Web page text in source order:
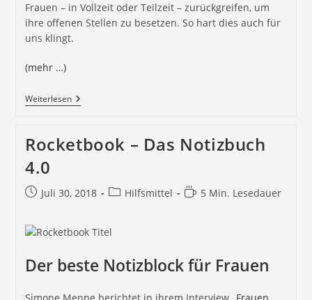
Frauen – in Vollzeit oder Teilzeit – zurückgreifen, um
ihre offenen Stellen zu besetzen. So hart dies auch für
uns klingt.
(mehr …)
Weiterlesen
Rocketbook – Das Notizbuch
4.0
Juli 30, 2018 Hilfsmittel 5 Min. Lesedauer
Der beste Notizblock für Frauen